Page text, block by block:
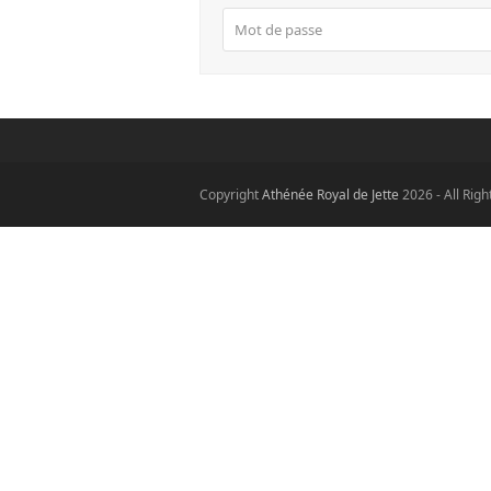
CopyrightAthénée Royal de Jette 2026 - All